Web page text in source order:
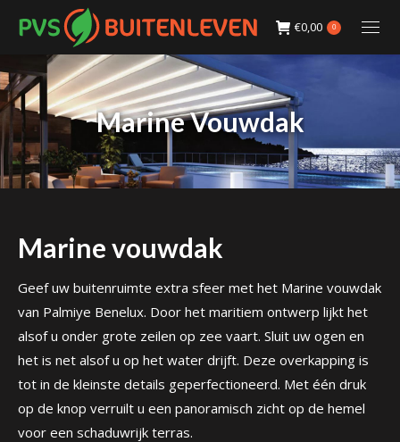
€0,00 0
Marine Vouwdak
Marine vouwdak
Geef uw buitenruimte extra sfeer met het Marine vouwdak
van Palmiye Benelux. Door het maritiem ontwerp lijkt het
alsof u onder grote zeilen op zee vaart. Sluit uw ogen en
het is net alsof u op het water drijft. Deze overkapping is
tot in de kleinste details geperfectioneerd. Met één druk
op de knop verruilt u een panoramisch zicht op de hemel
voor een schaduwrijk terras.